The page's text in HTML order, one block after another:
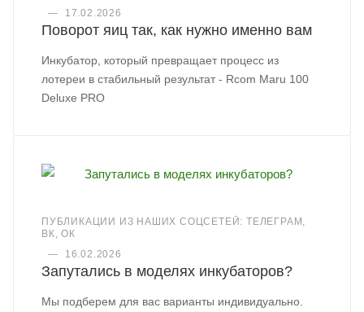
—
17.02.2026
Поворот яиц так, как нужно именно вам
Инкубатор, который превращает процесс из
лотереи в стабильный результат - Rcom Maru 100
Deluxe PRO
ПУБЛИКАЦИИ ИЗ НАШИХ СОЦСЕТЕЙ: ТЕЛЕГРАМ,
ВК, ОК
—
16.02.2026
Запутались в моделях инкубаторов?
Мы подберем для вас варианты индивидуально.